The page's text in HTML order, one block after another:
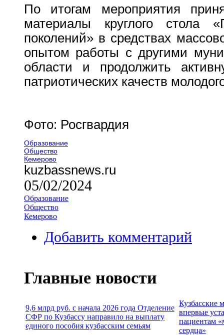
По итогам мероприятия
материалы круглого стола
поколений» в средствах
опытом работы с другими
области и продолжить
патриотических качеств
Фото: Росгвардия
Образование
Общество
Кемерово
kuzbassnews.ru
05/02/2024
Образование
Общество
Кемерово
Добавить комментарий
Главные новости
9,6 млрд руб. с начала 2026 года Отделение
СФР по Кузбассу направило на выплату
единого пособия кузбасским семьям
Кузбасские
впервые
пациентам
сердца»